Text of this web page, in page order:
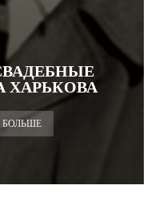
ХАРЬКОВА
БОЛЬШЕ